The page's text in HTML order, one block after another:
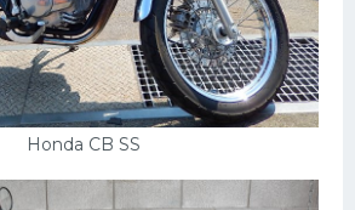
Honda CB SS